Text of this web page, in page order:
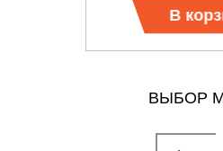
В
ВЫБОР